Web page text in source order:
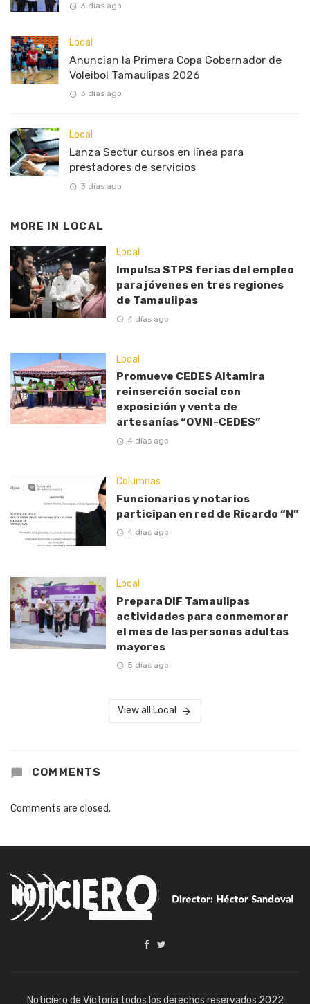
3 días ago
Local
Anuncian la Primera Copa Gobernador de
Voleibol Tamaulipas 2026
3 días ago
Local
Lanza Sectur cursos en línea para
prestadores de servicios
3 días ago
MORE IN LOCAL
Local
Impulsa STPS ferias del empleo
para jóvenes en tres regiones
de Tamaulipas
4 días ago
Local
Promueve CEDES Altamira
reinserción social con
exposición y venta de
artesanías “OVNI-CEDES”
4 días ago
Columnas
Funcionarios y notarios
participan en red de Ricardo “N”
4 días ago
Local
Prepara DIF Tamaulipas
actividades para conmemorar
el mes de las personas adultas
mayores
5 días ago
View all Local
COMMENTS
Comments are closed.
Noticiero de Victoria todos los derechos reservados 2022